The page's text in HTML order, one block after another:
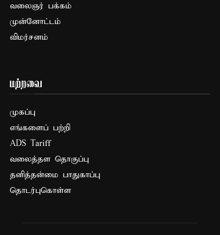
வலைஞர் பக்கம்
முன்னோட்டம்
விமர்சனம்
மற்றவை
முகப்பு
எங்களைப் பற்றி
ADS Tariff
வலைத்தள தொகுப்பு
தனித்தன்மை பாதுகாப்பு
தொடர்புகொள்ள